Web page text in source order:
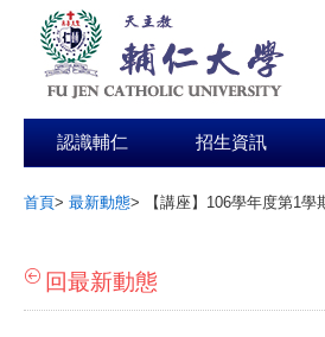
認識輔仁 招生資訊
首頁> 最新動態> 【講座】106學年度第1
回最新動態